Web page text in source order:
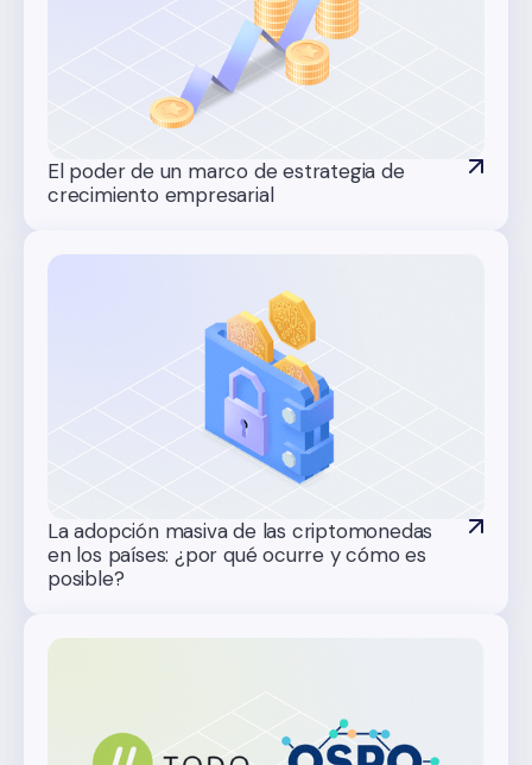
El poder de un marco de estrategia de
crecimiento empresarial
La adopción masiva de las criptomonedas
en los países: ¿por qué ocurre y cómo es
posible?